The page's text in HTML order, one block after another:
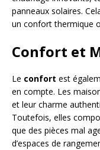
panneaux solaires.
un confort thermique
Confort et
Le confort est
en compte. Les
et leur charme
Toutefois, elles
que des pièces mal
d’espaces de